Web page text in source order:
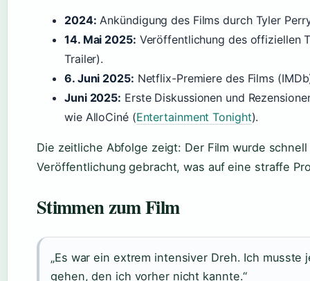
2024: Ankündigung des Films durch Tyler
14. Mai 2025: Veröffentlichung des offiziellen
Trailer).
6. Juni 2025: Netflix-Premiere des Films
Juni 2025: Erste Diskussionen und
wie AlloCiné (Entertainment Tonight).
Die zeitliche Abfolge zeigt: Der Film wurde
Veröffentlichung gebracht, was auf eine straffe
Stimmen zum Film
„Es war ein extrem intensiver Dreh. Ich
gehen, den ich vorher nicht kannte.“